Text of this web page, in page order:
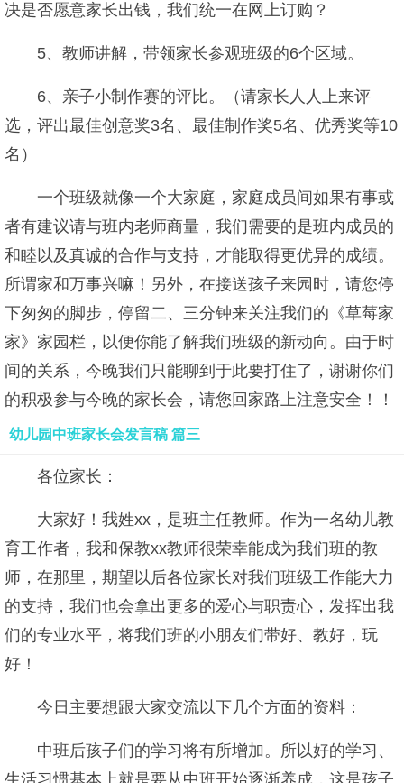
决是否愿意家长出钱，我们统一在网上订购？
5、教师讲解，带领家长参观班级的6个区域。
6、亲子小制作赛的评比。（请家长人人上来评
选，评出最佳创意奖3名、最佳制作奖5名、优秀奖等10
名）
一个班级就像一个大家庭，家庭成员间如果有事或
者有建议请与班内老师商量，我们需要的是班内成员的
和睦以及真诚的合作与支持，才能取得更优异的成绩。
所谓家和万事兴嘛！另外，在接送孩子来园时，请您停
下匆匆的脚步，停留二、三分钟来关注我们的《草莓家
家》家园栏，以便你能了解我们班级的新动向。由于时
间的关系，今晚我们只能聊到于此要打住了，谢谢你们
的积极参与今晚的家长会，请您回家路上注意安全！！
幼儿园中班家长会发言稿 篇三
各位家长：
大家好！我姓xx，是班主任教师。作为一名幼儿教
育工作者，我和保教xx教师很荣幸能成为我们班的教
师，在那里，期望以后各位家长对我们班级工作能大力
的支持，我们也会拿出更多的爱心与职责心，发挥出我
们的专业水平，将我们班的小朋友们带好、教好，玩
好！
今日主要想跟大家交流以下几个方面的资料：
中班后孩子们的学习将有所增加。所以好的学习、
生活习惯基本上就是要从中班开始逐渐养成，这是孩子